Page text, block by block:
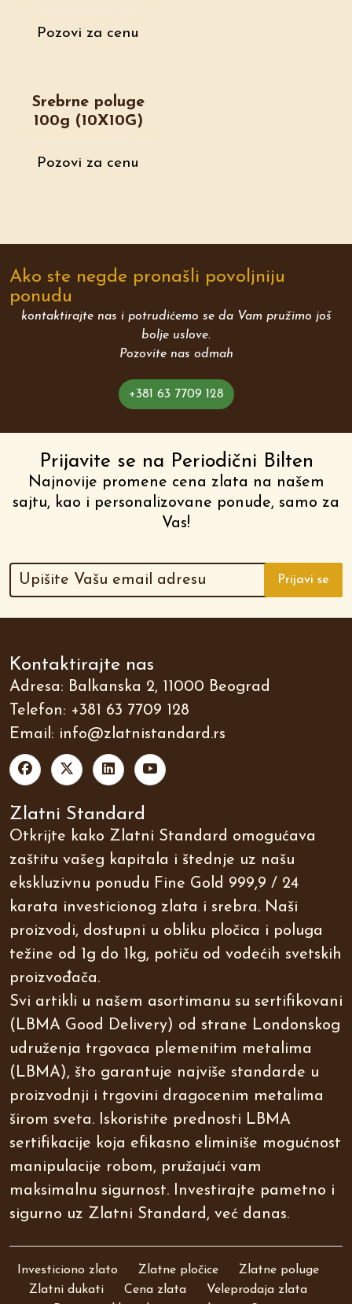
Pozovi za cenu
Srebrne poluge
100g (10X10G)
Pozovi za cenu
Ako ste negde pronašli povoljniju
ponudu
kontaktirajte nas i potrudićemo se da Vam pružimo još
bolje uslove.
Pozovite nas odmah
+381 63 7709 128
Prijavite se na Periodični Bilten
Najnovije promene cena zlata na našem
sajtu, kao i personalizovane ponude, samo za
Vas!
Prijavi se
Kontaktirajte nas
Adresa: Balkanska 2, 11000 Beograd
Telefon: +381 63 7709 128
Email: info@zlatnistandard.rs
Zlatni Standard
Otkrijte kako Zlatni Standard omogućava
zaštitu vašeg kapitala i štednje uz našu
ekskluzivnu ponudu Fine Gold 999,9 / 24
karata investicionog zlata i srebra. Naši
proizvodi, dostupni u obliku pločica i poluga
težine od 1g do 1kg, potiču od vodećih svetskih
proizvođača.
Svi artikli u našem asortimanu su sertifikovani
(LBMA Good Delivery) od strane Londonskog
udruženja trgovaca plemenitim metalima
(LBMA), što garantuje najviše standarde u
proizvodnji i trgovini dragocenim metalima
širom sveta. Iskoristite prednosti LBMA
sertifikacije koja efikasno eliminiše mogućnost
manipulacije robom, pružajući vam
maksimalnu sigurnost. Investirajte pametno i
sigurno uz Zlatni Standard, već danas.
Investiciono zlato Zlatne pločice
Zlatne poluge
Zlatni dukati
Cena zlata
Veleprodaja zlata